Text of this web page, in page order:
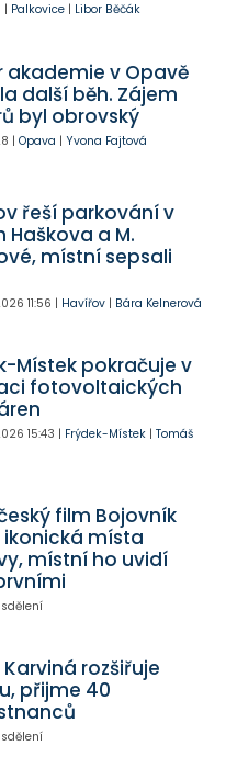
| Palkovice| Libor Běčák
akademie v Opavě
další běh. Zájem
byl obrovský
| Opava | Yvona Fajtová
řeší parkování v
Haškova a M.
místní sepsali
11:56 | Havířov| Bára Kelnerová
Místek pokračuje v
fotovoltaických
15:43 | Frýdek-Místek| Tomáš
film Bojovník
ikonická místa
místní ho uvidí
Karviná rozšiřuje
přijme 40